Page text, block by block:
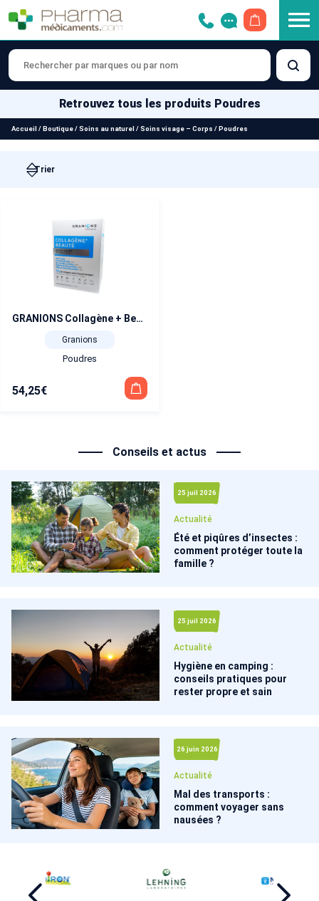
Retrouvez tous les produits Poudres
Accueil / Boutique/Soins au naturel /Soins visage – Corps / Poudres
GRANIONS Collagène + Beauté Sublimlift 300 g
Granions
Poudres
54,25€
Conseils et actus
25 juil 2026
Actualité
Été et piqûres d’insectes :
comment protéger toute la
famille ?
25 juil 2026
Actualité
Hygiène en camping :
conseils pratiques pour
rester propre et sain
26 juin 2026
Actualité
Mal des transports :
comment voyager sans
nausées ?